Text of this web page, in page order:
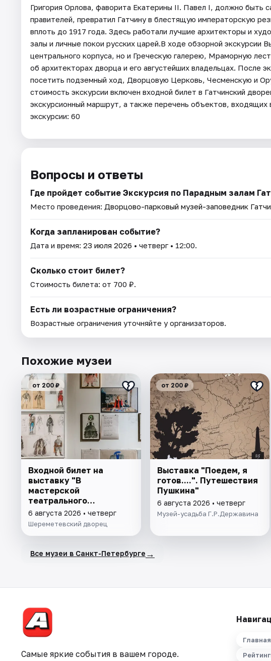
Григория Орлова, фаворита Екатерины II. Павел I, должно быть
правителей, превратил Гатчину в блестящую императорскую
вплоть до 1917 года. Здесь работали лучшие архитекторы и
залы и личные покои русских царей.В ходе обзорной экскурсии
центрального корпуса, но и Греческую галерею, Мраморную
об архитекторах дворца и его августейших владельцах. После
посетить подземный ход, Дворцовую Церковь, Чесменскую и
стоимость экскурсии включен входной билет в Гатчинский
экскурсионный маршрут, а также перечень объектов,
экскурсии: 60
Вопросы и ответы
Где пройдет событие Экскурсия по Парадным залам
Место проведения: Дворцово-парковый музей-заповедник
Когда запланирован событие?
Дата и время: 23 июля 2026 • четверг • 12:00.
Сколько стоит билет?
Стоимость билета: от 700 ₽.
Есть ли возрастные ограничения?
Возрастные ограничения уточняйте у организаторов.
Похожие музеи
от 200 ₽
Входной билет на
выставку "В
мастерской
театрального
художника"
6 августа 2026 • четверг
Шереметевский дворец
от 200 ₽
Выставка "Поедем, я
готов....". Путешествия
Пушкина"
6 августа 2026 • четверг
Музей-усадьба Г.Р.Державина
Все музеи в Санкт-Петербурге →
Самые яркие события в вашем городе.
Главная